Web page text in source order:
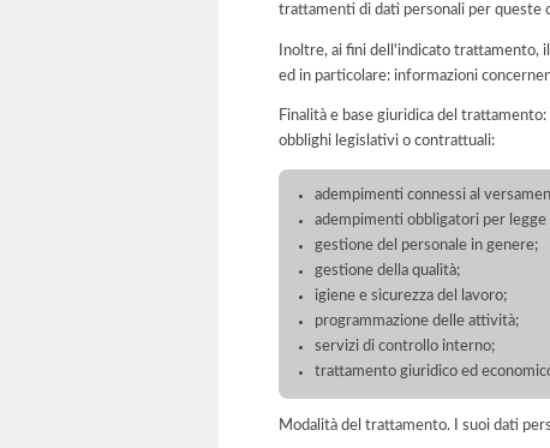
trattamenti di dati personali per queste
Inoltre, ai fini dell'indicato trattamento,
ed in particolare: informazioni
Finalità e base giuridica del
obblighi legislativi o contrattuali:
adempimenti connessi al
adempimenti obbligatori per legge
gestione del personale in genere;
gestione della qualità;
igiene e sicurezza del lavoro;
programmazione delle attività;
servizi di controllo interno;
trattamento giuridico ed
Modalità del trattamento. I suoi dati